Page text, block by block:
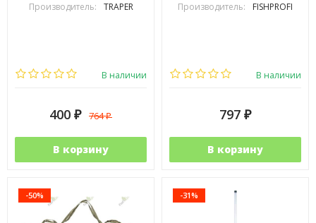
Производитель: TRAPER
В наличии
400 ₽ 764₽
В корзину
Производитель: FISHPROFI
В наличии
797 ₽
В корзину
-50% -31%